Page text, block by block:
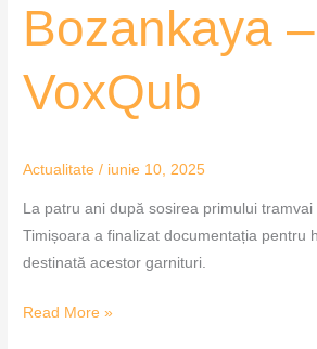
Bozankaya –
VoxQub
Actualitate / iunie 10, 2025
La patru ani după sosirea primului
Timișoara a finalizat documentația pentru
destinată acestor garnituri.
Read More »